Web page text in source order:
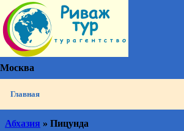
Москва
Главная
Абхазия » Пицунда